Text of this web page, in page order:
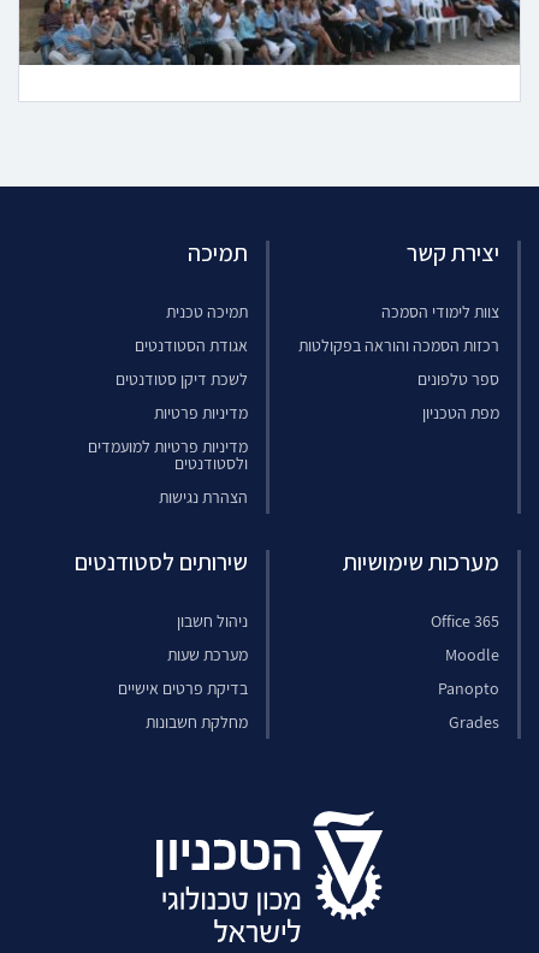
יצירת קשר
צוות לימודי הסמכה
רכזות הסמכה והוראה בפקולטות
ספר טלפונים
מפת הטכניון
תמיכה
תמיכה טכנית
אגודת הסטודנטים
לשכת דיקן סטודנטים
מדיניות פרטיות
מדיניות פרטיות למועמדים
ולסטודנטים
הצהרת נגישות
מערכות שימושיות
Office 365
Moodle
Panopto
Grades
שירותים לסטודנטים
ניהול חשבון
מערכת שעות
בדיקת פרטים אישיים
מחלקת חשבונות